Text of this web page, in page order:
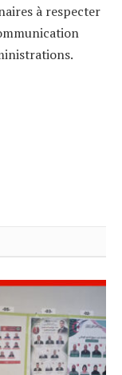
à respecter